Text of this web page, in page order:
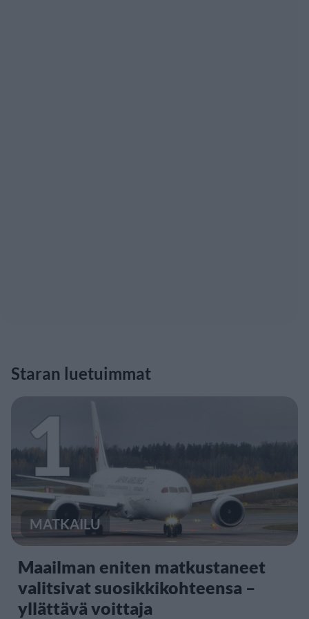
Staran luetuimmat
1
MATKAILU
Maailman eniten matkustaneet
valitsivat suosikkikohteensa –
yllättävä voittaja